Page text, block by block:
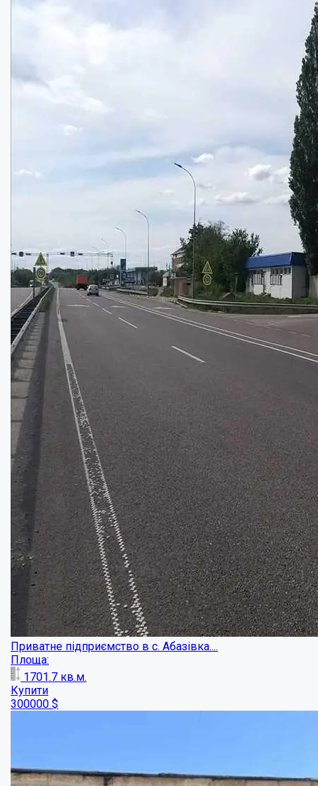
Продаж гаражу з документами...
Площа:
25 кв.м.
Купити
5800
$